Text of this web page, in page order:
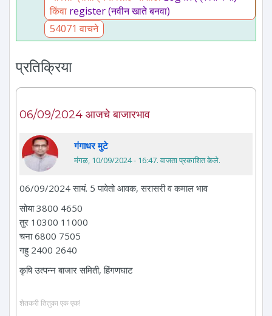
किंवा register (नवीन खाते बनवा)
54071 वाचने
प्रतिक्रिया
06/09/2024 आजचे बाजारभाव
गंगाधर मुटे
मंगळ, 10/09/2024 - 16:47. वाजता प्रकाशित केले.
06/09/2024 सायं. 5 पावेतो आवक, सरासरी व कमाल भाव
सोया 3800 4650
तुर 10300 11000
चना 6800 7505
गहु 2400 2640
कृषि उत्पन्न बाजार समिती, हिंगणघाट
शेतकरी तितुका एक एक!